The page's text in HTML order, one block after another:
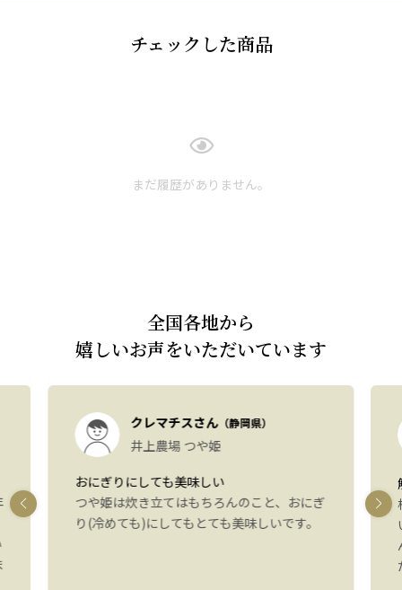
チェックした商品
まだ履歴がありません。
全国各地から
嬉しいお声をいただいています
クレマチスさん（静岡県）
井上農場 つや姫
おにぎりにしても美味しい
つや姫は炊き立てはもちろんのこと、おにぎ
り(冷めても)にしてもとても美味しいです。